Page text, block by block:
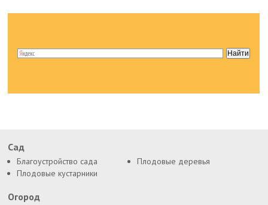
Сад
Благоустройство сада
Плодовые деревья
Плодовые кустарники
Огород